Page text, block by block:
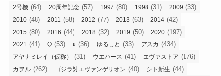
2号機 (64) 20周年記念 (57) 1997 (80) 1998 (31) 2009 (33)
2010 (48) 2011 (58) 2012 (77) 2013 (63) 2014 (42)
2015 (80) 2016 (44) 2018 (32) 2019 (50) 2020 (197)
2021 (41) Q (53) u (36) ゆるしと (33) アスカ (434)
アヤナミレイ（仮称） (31) ウエハース (41) エヴァストア (176)
カヲル (262) ゴジラ対エヴァンゲリオン (40) シト新生 (44)